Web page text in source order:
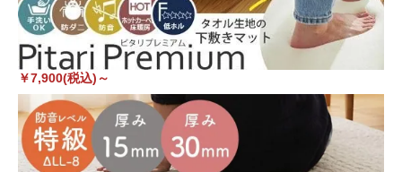
￥7,900(税込)～